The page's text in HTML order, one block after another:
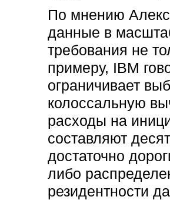
По мнению
данные в
требования не
примеру, IBM
ограничивает
колоссальную
расходы на
составляют
достаточно
либо
резидентности